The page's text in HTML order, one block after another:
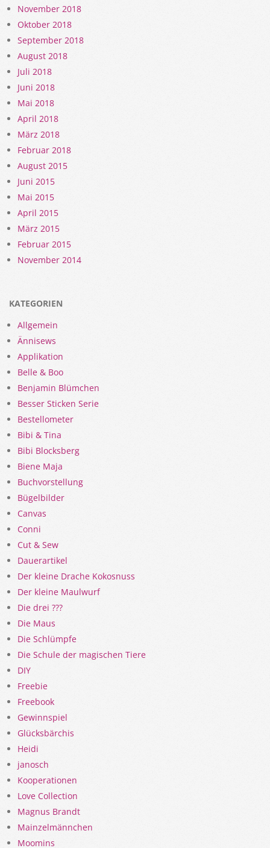
November 2018
Oktober 2018
September 2018
August 2018
Juli 2018
Juni 2018
Mai 2018
April 2018
März 2018
Februar 2018
August 2015
Juni 2015
Mai 2015
April 2015
März 2015
Februar 2015
November 2014
KATEGORIEN
Allgemein
Ännisews
Applikation
Belle & Boo
Benjamin Blümchen
Besser Sticken Serie
Bestellometer
Bibi & Tina
Bibi Blocksberg
Biene Maja
Buchvorstellung
Bügelbilder
Canvas
Conni
Cut & Sew
Dauerartikel
Der kleine Drache Kokosnuss
Der kleine Maulwurf
Die drei ???
Die Maus
Die Schlümpfe
Die Schule der magischen Tiere
DIY
Freebie
Freebook
Gewinnspiel
Glücksbärchis
Heidi
janosch
Kooperationen
Love Collection
Magnus Brandt
Mainzelmännchen
Moomins